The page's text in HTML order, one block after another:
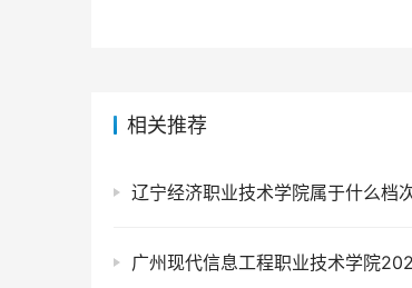
相关推荐
辽宁经济职业技术学院属于什么档